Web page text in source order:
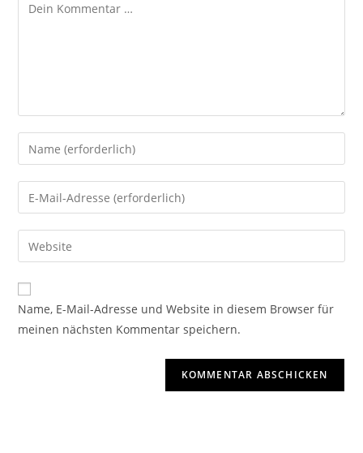
Name, E-Mail-Adresse und Website in diesem Browser für
meinen nächsten Kommentar speichern.